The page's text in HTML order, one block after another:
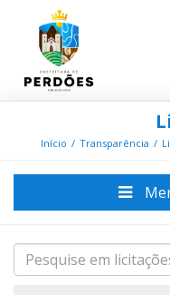
Início Transparência